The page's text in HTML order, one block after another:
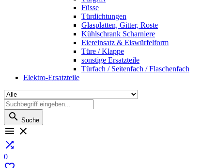
Füsse
Türdichtungen
Glasplatten, Gitter, Roste
Kühlschrank Scharniere
Eiereinsatz & Eiswürfelform
Türe / Klappe
sonstige Ersatzteile
Türfach / Seitenfach / Flaschenfach
Elektro-Ersatzteile
 Suche
 

0